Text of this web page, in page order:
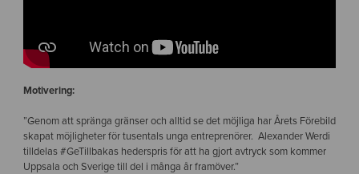
Motivering:
”Genom att spränga gränser och alltid se det möjliga har Årets Förebild
skapat möjligheter för tusentals unga entreprenörer. Alexander Werdi
tilldelas #GeTillbakas hederspris för att ha gjort avtryck som kommer
Uppsala och Sverige till del i många år framöver.”